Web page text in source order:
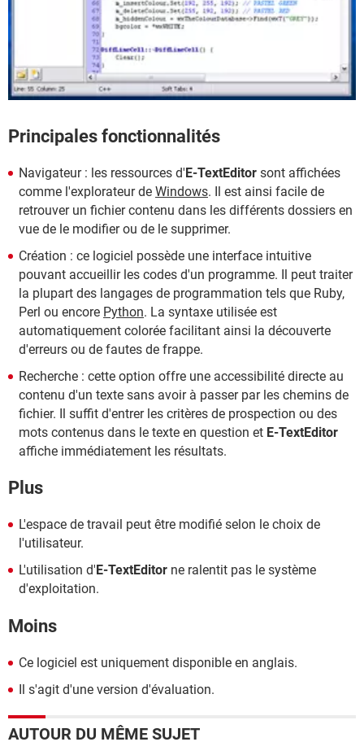
Principales fonctionnalités
Navigateur : les ressources d'E-TextEditor sont affichées
comme l'explorateur de Windows. Il est ainsi facile de
retrouver un fichier contenu dans les différents dossiers en
vue de le modifier ou de le supprimer.
Création : ce logiciel possède une interface intuitive
pouvant accueillir les codes d'un programme. Il peut traiter
la plupart des langages de programmation tels que Ruby,
Perl ou encore Python. La syntaxe utilisée est
automatiquement colorée facilitant ainsi la découverte
d'erreurs ou de fautes de frappe.
Recherche : cette option offre une accessibilité directe au
contenu d'un texte sans avoir à passer par les chemins de
fichier. Il suffit d'entrer les critères de prospection ou des
mots contenus dans le texte en question et E-TextEditor
affiche immédiatement les résultats.
Plus
L'espace de travail peut être modifié selon le choix de
l'utilisateur.
L'utilisation d' E-TextEditor ne ralentit pas le système
d'exploitation.
Moins
Ce logiciel est uniquement disponible en anglais.
Il s'agit d'une version d'évaluation.
AUTOUR DU MÊME SUJET